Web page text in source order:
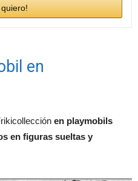
en
en playmobils
en figuras sueltas y